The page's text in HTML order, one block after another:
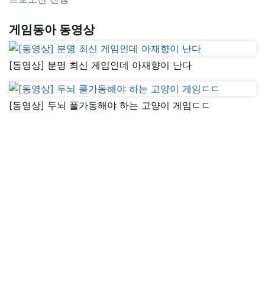
게임동아 동영상
[동영상] 분명 최신 게임인데 아재향이 난다
[동영상] 두뇌 풀가동해야 하는 고양이 게임ㄷㄷ